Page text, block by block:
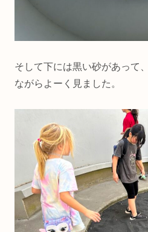
そして下には黒い砂があって
ながらよーく見ました。